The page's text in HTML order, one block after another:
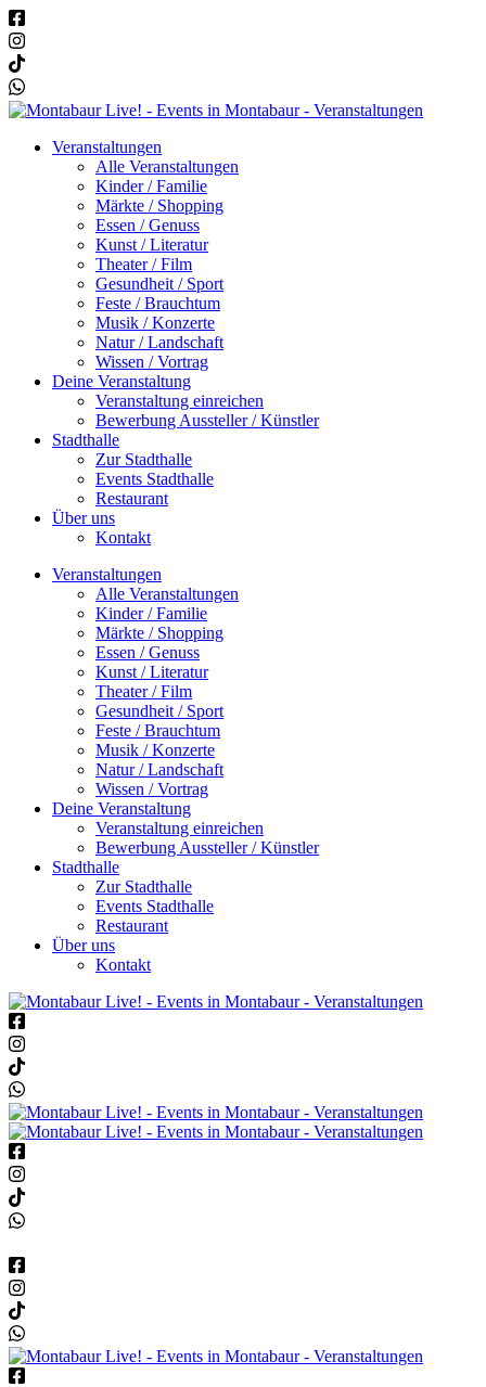
Veranstaltungen
Alle Veranstaltungen
Kinder / Familie
Märkte / Shopping
Essen / Genuss
Kunst / Literatur
Theater / Film
Gesundheit / Sport
Feste / Brauchtum
Musik / Konzerte
Natur / Landschaft
Wissen / Vortrag
Deine Veranstaltung
Veranstaltung einreichen
Bewerbung Aussteller / Künstler
Stadthalle
Zur Stadthalle
Events Stadthalle
Restaurant
Über uns
Kontakt
Veranstaltungen
Alle Veranstaltungen
Kinder / Familie
Märkte / Shopping
Essen / Genuss
Kunst / Literatur
Theater / Film
Gesundheit / Sport
Feste / Brauchtum
Musik / Konzerte
Natur / Landschaft
Wissen / Vortrag
Deine Veranstaltung
Veranstaltung einreichen
Bewerbung Aussteller / Künstler
Stadthalle
Zur Stadthalle
Events Stadthalle
Restaurant
Über uns
Kontakt